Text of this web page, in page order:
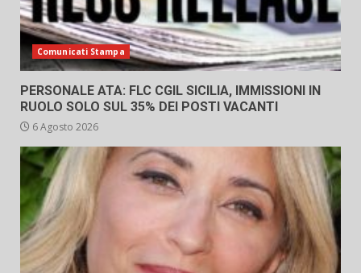
Comunicati Stampa
PERSONALE ATA: FLC CGIL SICILIA, IMMISSIONI IN
RUOLO SOLO SUL 35% DEI POSTI VACANTI
6 Agosto 2026